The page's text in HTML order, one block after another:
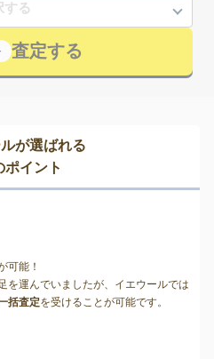
査定する
が選ばれる
ポイント
可能！
を運んでいましたが、イエウールでは
括査定を受けることが可能です。